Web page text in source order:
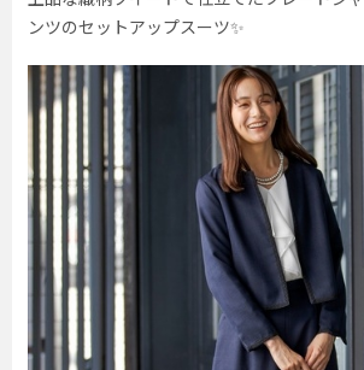
ンツのセットアップスーツ✨